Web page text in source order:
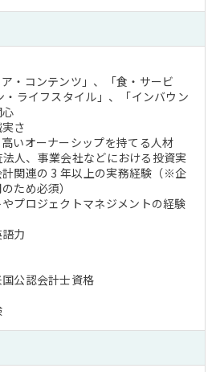
・コンテンツ」、「食・サービ
・ライフスタイル」、「インバウン
さ
いオーナーシップを持てる人材
法人、事業会社などにおける投資実
関連の 3 年以上の実務経験（※企
ため必須）
プロジェクトマネジメントの経験
力
公認会計士資格